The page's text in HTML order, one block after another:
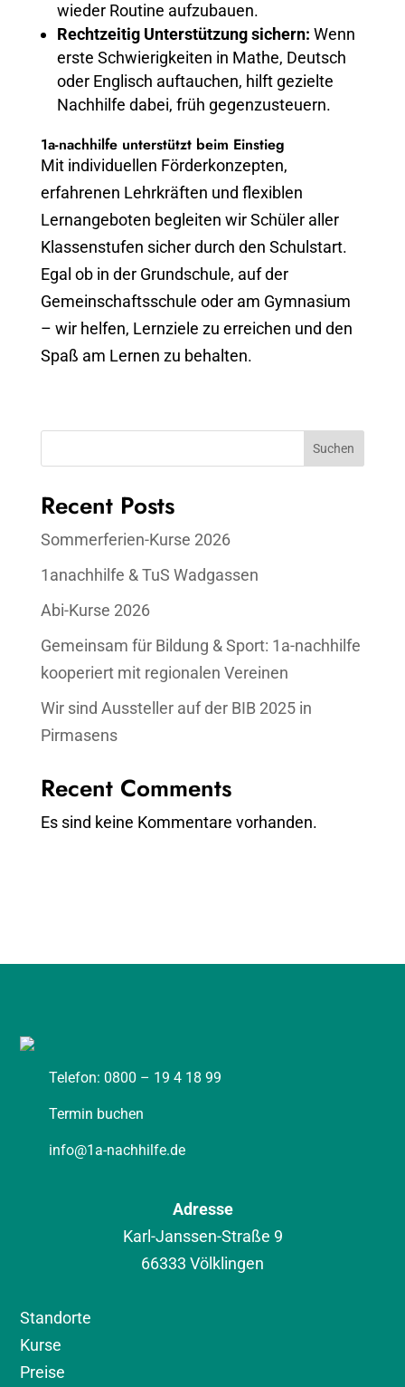
wieder Routine aufzubauen.
Rechtzeitig Unterstützung sichern: Wenn
erste Schwierigkeiten in Mathe, Deutsch
oder Englisch auftauchen, hilft gezielte
Nachhilfe dabei, früh gegenzusteuern.
1a-nachhilfe unterstützt beim Einstieg
Mit individuellen Förderkonzepten,
erfahrenen Lehrkräften und flexiblen
Lernangeboten begleiten wir Schüler aller
Klassenstufen sicher durch den Schulstart.
Egal ob in der Grundschule, auf der
Gemeinschaftsschule oder am Gymnasium
– wir helfen, Lernziele zu erreichen und den
Spaß am Lernen zu behalten.
Suchen
Recent Posts
Sommerferien-Kurse 2026
1anachhilfe & TuS Wadgassen
Abi-Kurse 2026
Gemeinsam für Bildung & Sport: 1a-nachhilfe
kooperiert mit regionalen Vereinen
Wir sind Aussteller auf der BIB 2025 in
Pirmasens
Recent Comments
Es sind keine Kommentare vorhanden.
Telefon: 0800 – 19 4 18 99
Termin buchen
info@1a-nachhilfe.de
Adresse
Karl-Janssen-Straße 9
66333 Völklingen
Standorte
Kurse
Preise